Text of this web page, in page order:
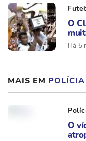
O
Há 5
MAIS EM POLÍCIA
O